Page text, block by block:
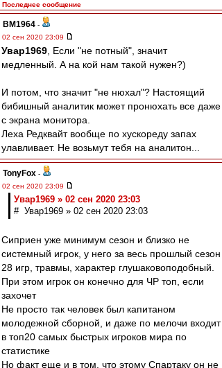
Последнее сообщение
BM1964 -
02 сен 2020 23:09
Увар1969 , Если "не потный", значит
медленный. А на кой нам такой нужен?)
И потом, что значит "не нюхал"? Настоящий
бибишный аналитик может пронюхать все даже
с экрана монитора.
Леха Редквайт вообще по хускореду запах
улавливает. Не возьмут тебя на аналитон...
TonyFox -
02 сен 2020 23:09
Увар1969 » 02 сен 2020 23:03
# Увар1969 » 02 сен 2020 23:03
Сиприен уже минимум сезон и близко не
системный игрок, у него за весь прошлый сезон
28 игр, травмы, характер глушаковоподобный.
При этом игрок он конечно для ЧР топ, если
захочет
Не просто так человек был капитаном
молодежной сборной, и даже по мелочи входит
в топ20 самых быстрых игроков мира по
статистике
Но факт еще и в том, что этому Спартаку он не